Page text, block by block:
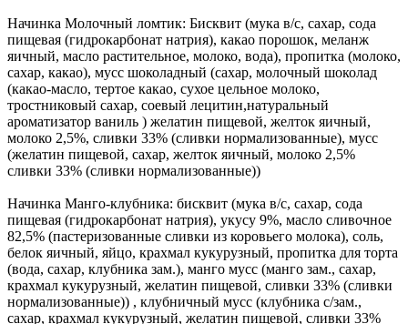
Начинка Молочный ломтик: Бисквит (мука в/с, сахар, сода
пищевая (гидрокарбонат натрия), какао порошок, меланж
яичный, масло растительное, молоко, вода), пропитка (молоко,
сахар, какао), мусс шоколадный (сахар, молочный шоколад
(какао-масло, тертое какао, сухое цельное молоко,
тростниковый сахар, соевый лецитин,натуральный
ароматизатор ваниль ) желатин пищевой, желток яичный,
молоко 2,5%, сливки 33% (сливки нормализованные), мусс
(желатин пищевой, сахар, желток яичный, молоко 2,5%
сливки 33% (сливки нормализованные))
Начинка Манго-клубника: бисквит (мука в/с, сахар, сода
пищевая (гидрокарбонат натрия), укусу 9%, масло сливочное
82,5% (пастеризованные сливки из коровьего молока), соль,
белок яичный, яйцо, крахмал кукурузный, пропитка для торта
(вода, сахар, клубника зам.), манго мусс (манго зам., сахар,
крахмал кукурузный, желатин пищевой, сливки 33% (сливки
нормализованные)) , клубничный мусс (клубника с/зам.,
сахар, крахмал кукурузный, желатин пищевой, сливки 33%